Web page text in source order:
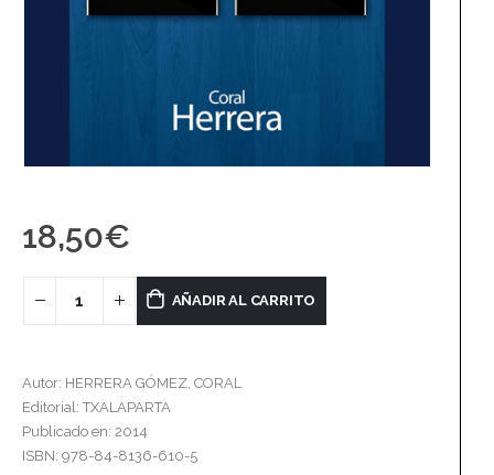
18,50€
AÑADIR AL CARRITO
Autor: HERRERA GÓMEZ, CORAL
Editorial: TXALAPARTA
Publicado en: 2014
ISBN: 978-84-8136-610-5